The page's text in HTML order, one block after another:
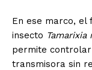
En ese marco, el
insecto Tamarixia
permite
transmisora sin